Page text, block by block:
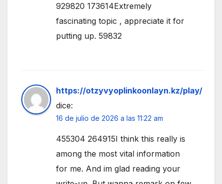
929820 173614Extremely
fascinating topic , appreciate it for
putting up. 59832
https://otzyvyoplinkoonlayn.kz/play/
dice:
16 de julio de 2026 a las 11:22 am
455304 264915I think this really is
among the most vital information
for me. And im glad reading your